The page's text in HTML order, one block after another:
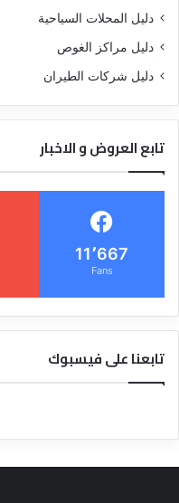
دليل المحلات السياحية
دليل مراكز الغوص
دليل شركات الطيران
تابع العروض و الاخبار
11٬667
Fans
تابعنا على فيسبوك